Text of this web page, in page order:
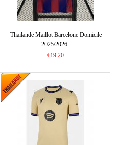
Thailande Maillot Barcelone Domicile
2025/2026
€19.20